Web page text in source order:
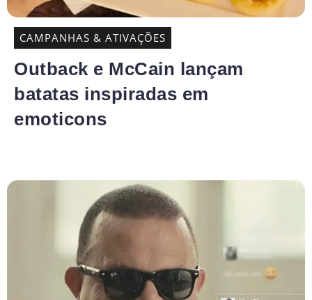
CAMPANHAS & ATIVAÇÕES
Outback e McCain lançam
batatas inspiradas em
emoticons